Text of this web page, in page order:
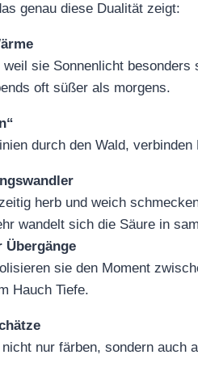
genau diese Dualität zeigt:
weil sie Sonnenlicht besonders
oft süßer als morgens.
durch den Wald,
herb und weich
wandelt sich die Säure in
Übergänge
sie den Moment
Hauch Tiefe.
nur färben, sondern auch